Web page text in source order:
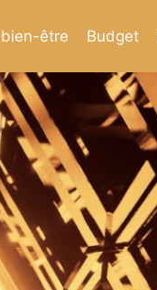
être Budget